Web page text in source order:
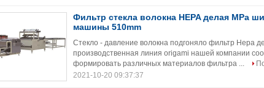
Фильтр стекла волокна HEPA делая MPa
машины 510mm
Стекло - давление волокна подгоняло фильтр Hepa
производственная линия origami нашей компании
формировать различных материалов фильтра ...
2021-10-20 09:37:37